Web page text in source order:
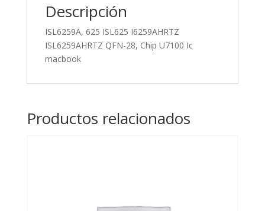
Descripción
ISL6259A, 625 ISL625 I6259AHRTZ
ISL6259AHRTZ QFN-28, Chip U7100 Ic
macbook
Productos relacionados